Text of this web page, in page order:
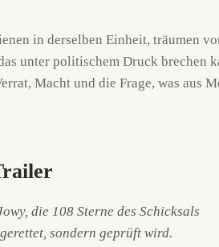
in derselben Einheit, träumen
unter politischem Druck brechen
Macht und die Frage, was aus
die 108 Sterne des Schicksals
sondern geprüft wird.